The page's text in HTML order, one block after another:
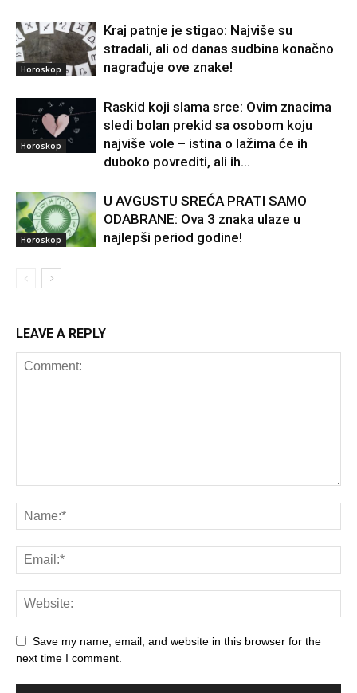
Horoskop
Kraj patnje je stigao: Najviše su
stradali, ali od danas sudbina konačno
nagrađuje ove znake!
Horoskop
Raskid koji slama srce: Ovim znacima
sledi bolan prekid sa osobom koju
najviše vole – istina o lažima će ih
duboko povrediti, ali ih...
Horoskop
U AVGUSTU SREĆA PRATI SAMO
ODABRANE: Ova 3 znaka ulaze u
najlepši period godine!
LEAVE A REPLY
Save my name, email, and website in this browser for the
next time I comment.